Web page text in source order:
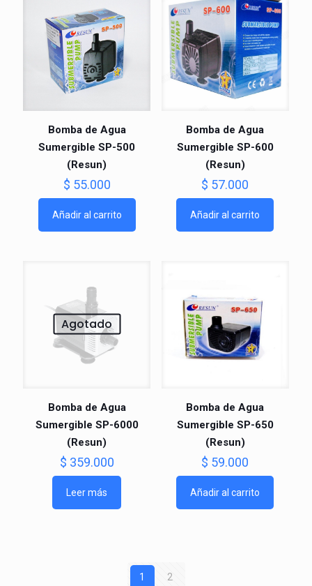
Bomba de Agua
Sumergible SP-500
(Resun)
$ 55.000
Añadir al carrito
Bomba de Agua
Sumergible SP-600
(Resun)
$ 57.000
Añadir al carrito
Agotado
Bomba de Agua
Sumergible SP-6000
(Resun)
$ 359.000
Leer más
Bomba de Agua
Sumergible SP-650
(Resun)
$ 59.000
Añadir al carrito
1 2